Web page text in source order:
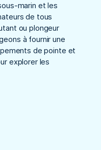
marin et les
de tous
ou plongeur
à fournir une
de pointe et
explorer les